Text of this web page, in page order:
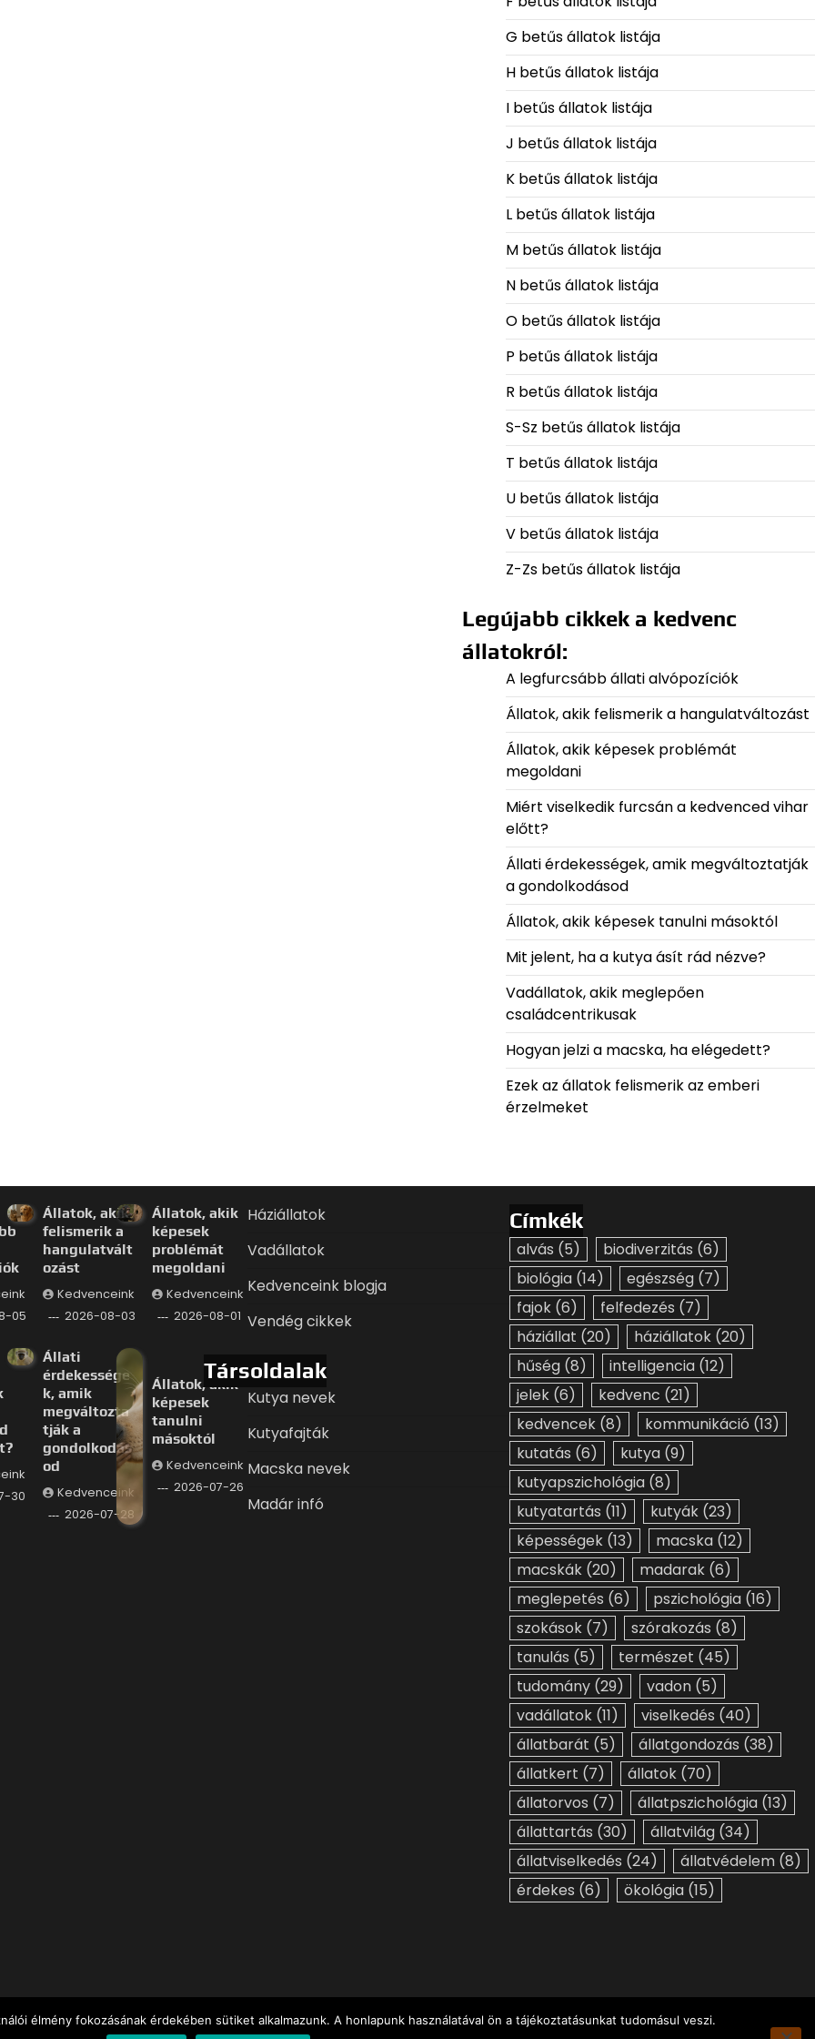
G betűs állatok listája
H betűs állatok listája
I betűs állatok listája
J betűs állatok listája
K betűs állatok listája
L betűs állatok listája
M betűs állatok listája
N betűs állatok listája
O betűs állatok listája
P betűs állatok listája
R betűs állatok listája
S-Sz betűs állatok listája
T betűs állatok listája
U betűs állatok listája
V betűs állatok listája
Z-Zs betűs állatok listája
Legújabb cikkek a kedvenc
állatokról:
A legfurcsább állati alvópozíciók
Állatok, akik felismerik a hangulatváltozást
Állatok, akik képesek problémát
megoldani
Miért viselkedik furcsán a kedvenced vihar
előtt?
Állati érdekességek, amik megváltoztatják
a gondolkodásod
Állatok, akik képesek tanulni másoktól
Mit jelent, ha a kutya ásít rád nézve?
Vadállatok, akik meglepően
családcentrikusak
Hogyan jelzi a macska, ha elégedett?
Ezek az állatok felismerik az emberi
érzelmeket
05
Állatok, akik
felismerik a
hangulatvált
ozást
Kedvenceink
2026-08-03
Állatok, akik
képesek
problémát
megoldani
Kedvenceink
2026-08-01
30
Állati
érdekessége
k, amik
megváltozta
tják a
gondolkodás
od
Kedvenceink
2026-07-28
Állatok, akik
képesek
tanulni
másoktól
Kedvenceink
2026-07-26
Háziállatok
Vadállatok
Kedvenceink blogja
Vendég cikkek
Társoldalak
Kutya nevek
Kutyafajták
Macska nevek
Madár infó
Címkék
alvás (5) biodiverzitás (6)
biológia (14) egészség (7)
fajok (6) felfedezés (7)
háziállat (20) háziállatok (20)
hűség (8) intelligencia (12)
jelek (6) kedvenc (21)
kedvencek (8) kommunikáció (13)
kutatás (6) kutya (9)
kutyapszichológia (8)
kutyatartás (11) kutyák (23)
képességek (13) macska (12)
macskák (20) madarak (6)
meglepetés (6) pszichológia (16)
szokások (7) szórakozás (8)
tanulás (5) természet (45)
tudomány (29) vadon (5)
vadállatok (11) viselkedés (40)
állatbarát (5) állatgondozás (38)
állatkert (7) állatok (70)
állatorvos (7) állatpszichológia (13)
állattartás (30) állatvilág (34)
állatviselkedés (24) állatvédelem (8)
érdekes (6) ökológia (15)
élmény fokozásának érdekében sütiket alkalmazunk. A honlapunk használatával ön a tájékoztatásunkat tudomásul veszi.